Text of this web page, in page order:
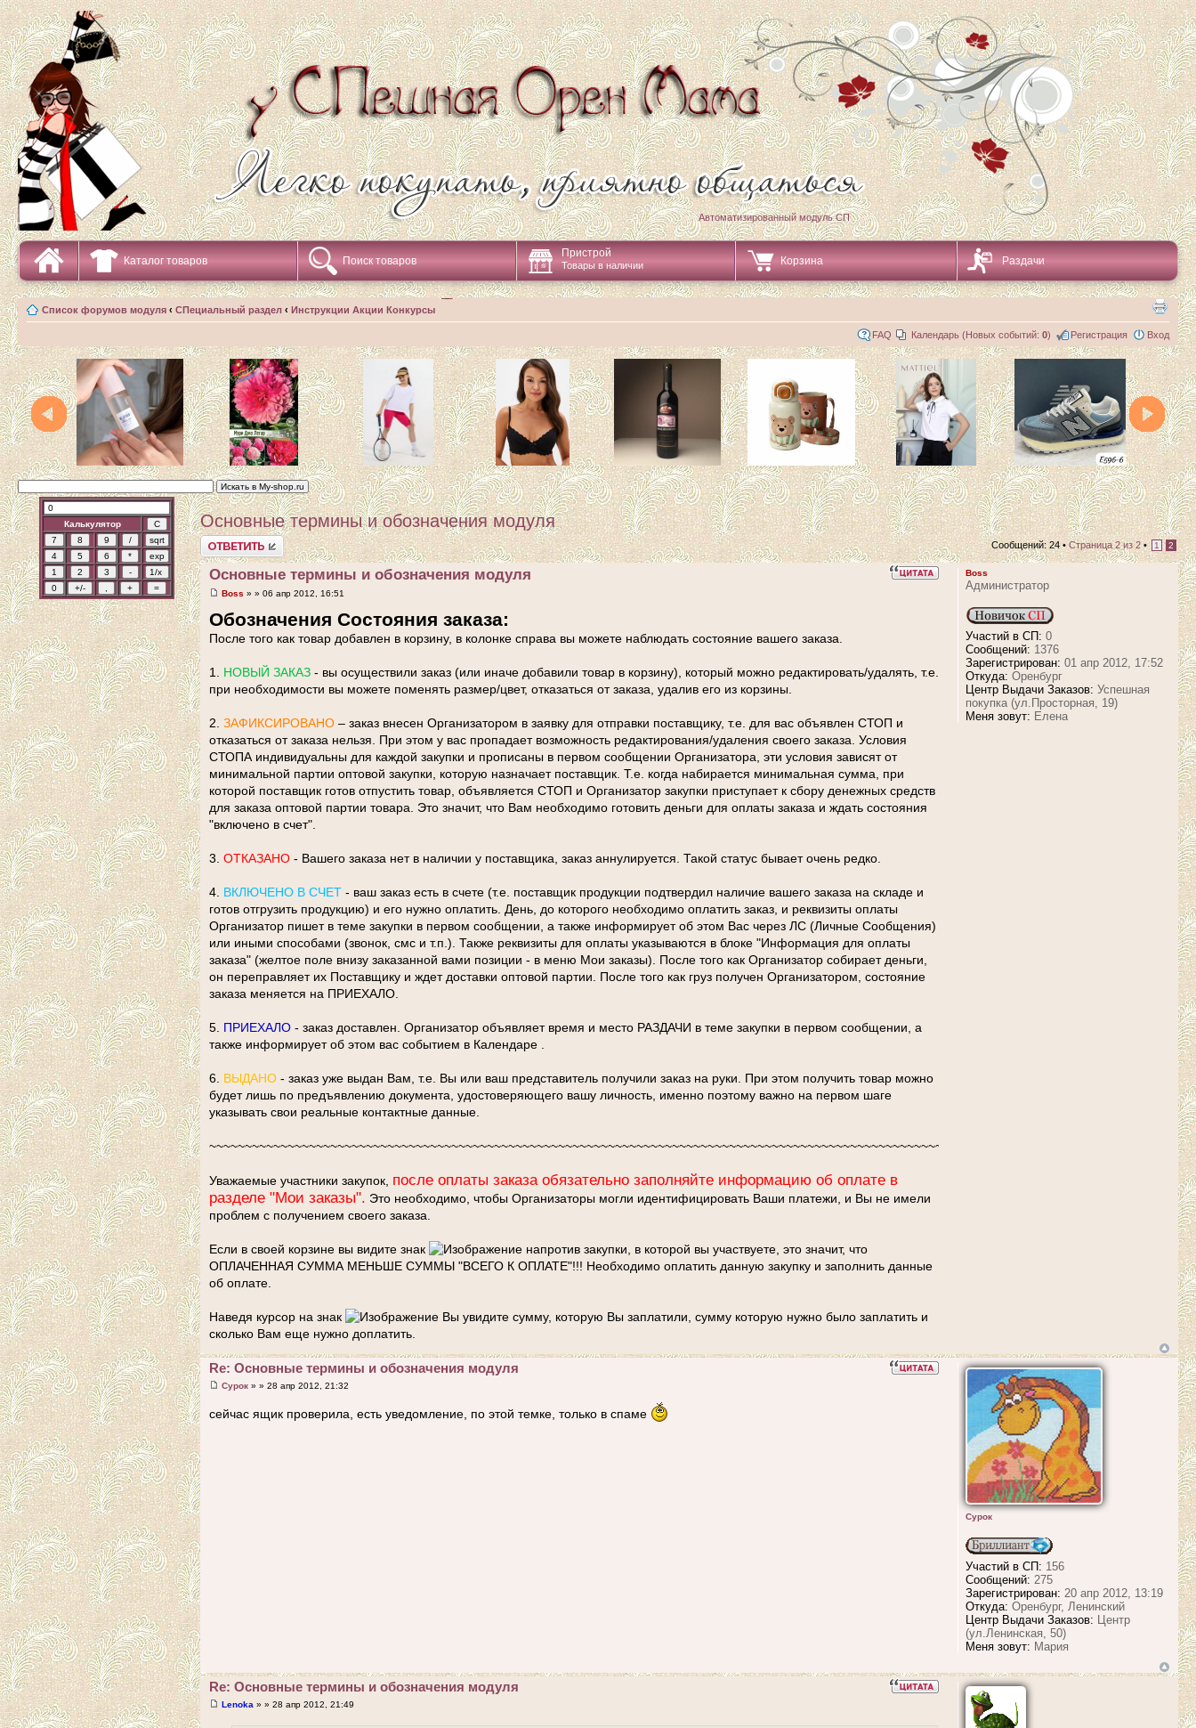
Автоматизированный модуль СП
Каталог товаров Поиск товаров
Пристрой
Товары в наличии Корзина Раздачи
Список форумов модуля ‹ СПециальный раздел ‹ Инструкции Акции Конкурсы
FAQ Календарь (Новых событий: 0) Регистрация Вход
Калькулятор Основные термины и обозначения модуля
Ответить Сообщений: 24 • Страница2из 2 • 1 2
Основные термины и обозначения модуля
Boss » » 06 апр 2012, 16:51
Обозначения Состояния заказа:
После того как товар добавлен в корзину, в колонке справа вы можете наблюдать состояние вашего заказа.
1. НОВЫЙ ЗАКАЗ - вы осуществили заказ (или иначе добавили товар в корзину), который можно редактировать/удалять, т.е.
при необходимости вы можете поменять размер/цвет, отказаться от заказа, удалив его из корзины.
2. ЗАФИКСИРОВАНО – заказ внесен Организатором в заявку для отправки поставщику, т.е. для вас объявлен СТОП и
отказаться от заказа нельзя. При этом у вас пропадает возможность редактирования/удаления своего заказа. Условия
СТОПА индивидуальны для каждой закупки и прописаны в первом сообщении Организатора, эти условия зависят от
минимальной партии оптовой закупки, которую назначает поставщик. Т.е. когда набирается минимальная сумма, при
которой поставщик готов отпустить товар, объявляется СТОП и Организатор закупки приступает к сбору денежных средств
для заказа оптовой партии товара. Это значит, что Вам необходимо готовить деньги для оплаты заказа и ждать состояния
"включено в счет".
3. ОТКАЗАНО - Вашего заказа нет в наличии у поставщика, заказ аннулируется. Такой статус бывает очень редко.
4. ВКЛЮЧЕНО В СЧЕТ - ваш заказ есть в счете (т.е. поставщик продукции подтвердил наличие вашего заказа на складе и
готов отгрузить продукцию) и его нужно оплатить. День, до которого необходимо оплатить заказ, и реквизиты оплаты
Организатор пишет в теме закупки в первом сообщении, а также информирует об этом Вас через ЛС (Личные Сообщения)
или иными способами (звонок, смс и т.п.). Также реквизиты для оплаты указываются в блоке "Информация для оплаты
заказа" (желтое поле внизу заказанной вами позиции - в меню Мои заказы). После того как Организатор собирает деньги,
он переправляет их Поставщику и ждет доставки оптовой партии. После того как груз получен Организатором, состояние
заказа меняется на ПРИЕХАЛО.
5. ПРИЕХАЛО - заказ доставлен. Организатор объявляет время и место РАЗДАЧИ в теме закупки в первом сообщении, а
также информирует об этом вас событием в Календаре .
6. ВЫДАНО - заказ уже выдан Вам, т.е. Вы или ваш представитель получили заказ на руки. При этом получить товар можно
будет лишь по предъявлению документа, удостоверяющего вашу личность, именно поэтому важно на первом шаге
указывать свои реальные контактные данные.
~~~~~~~~~~~~~~~~~~~~~~~~~~~~~~~~~~~~~~~~~~~~~~~~~~~~~~~~~~~~~~~~~~~~~~~~~~~~~~~~~~~~~~~~~~~~~~~~~~~~~~~~
Уважаемые участники закупок, после оплаты заказа обязательно заполняйте информацию об оплате в
разделе "Мои заказы". Это необходимо, чтобы Организаторы могли идентифицировать Ваши платежи, и Вы не имели
проблем с получением своего заказа.
Если в своей корзине вы видите знак
напротив закупки, в которой вы участвуете, это значит, что
ОПЛАЧЕННАЯ СУММА МЕНЬШЕ СУММЫ "ВСЕГО К ОПЛАТЕ"!!! Необходимо оплатить данную закупку и заполнить данные
об оплате.
Наведя курсор на знак
Вы увидите сумму, которую Вы заплатили, сумму которую нужно было заплатить и
сколько Вам еще нужно доплатить.
Boss
Администратор
Участий в СП: 0
Сообщений: 1376
Зарегистрирован: 01 апр 2012, 17:52
Откуда: Оренбург
Центр Выдачи Заказов: Успешная
покупка (ул.Просторная, 19)
Меня зовут: Елена
Re: Основные термины и обозначения модуля
Сурок » » 28 апр 2012, 21:32
сейчас ящик проверила, есть уведомление, по этой темке, только в спаме
Сурок
Участий в СП: 156
Сообщений: 275
Зарегистрирован: 20 апр 2012, 13:19
Откуда: Оренбург, Ленинский
Центр Выдачи Заказов: Центр
(ул.Ленинская, 50)
Меня зовут: Мария
Re: Основные термины и обозначения модуля
Lenoka » » 28 апр 2012, 21:49